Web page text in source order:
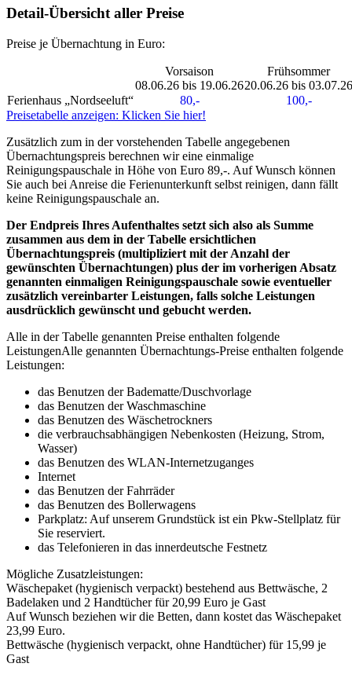
Detail-Übersicht aller Preise
Preise je Übernachtung in Euro:
Ferienhaus „Nordseeluft“
Vorsaison
08.06.26 bis 19.06.26
Frühsommer
20.06.26 bis 03.07.26
80,-
100,-
Preisetabelle anzeigen: Klicken Sie hier!
Zusätzlich zum in der vorstehenden Tabelle angegebenen
Übernachtungspreis berechnen wir eine einmalige
Reinigungspauschale in Höhe von Euro 89,-. Auf Wunsch können
Sie auch bei Anreise die Ferienunterkunft selbst reinigen, dann fällt
keine Reinigungspauschale an.
Der Endpreis Ihres Aufenthaltes setzt sich also als Summe
zusammen aus dem in der Tabelle ersichtlichen
Übernachtungspreis (multipliziert mit der Anzahl der
gewünschten Übernachtungen) plus der im vorherigen Absatz
genannten einmaligen Reinigungspauschale sowie eventueller
zusätzlich vereinbarter Leistungen, falls solche Leistungen
ausdrücklich gewünscht und gebucht werden.
Alle in der Tabelle genannten Preise enthalten folgende
LeistungenAlle genannten Übernachtungs-Preise enthalten folgende
Leistungen:
das Benutzen der Badematte/Duschvorlage
das Benutzen der Waschmaschine
das Benutzen des Wäschetrockners
die verbrauchsabhängigen Nebenkosten (Heizung, Strom,
Wasser)
das Benutzen des WLAN-Internetzuganges
Internet
das Benutzen der Fahrräder
das Benutzen des Bollerwagens
Parkplatz: Auf unserem Grundstück ist ein Pkw-Stellplatz für
Sie reserviert.
das Telefonieren in das innerdeutsche Festnetz
Mögliche Zusatzleistungen:
Wäschepaket (hygienisch verpackt) bestehend aus Bettwäsche, 2
Badelaken und 2 Handtücher für 20,99 Euro je Gast
Auf Wunsch beziehen wir die Betten, dann kostet das Wäschepaket
23,99 Euro.
Bettwäsche (hygienisch verpackt, ohne Handtücher) für 15,99 je
Gast